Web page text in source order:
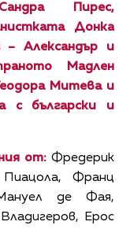
Пирес,
Донка
– Александър и
Мадлен
Митева и
с български и
от: Фредерик
Франц
де Фая,
Ерос